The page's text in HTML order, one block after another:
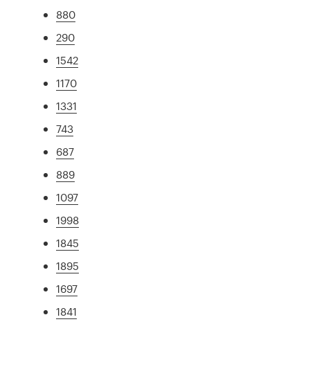
880
290
1542
1170
1331
743
687
889
1097
1998
1845
1895
1697
1841